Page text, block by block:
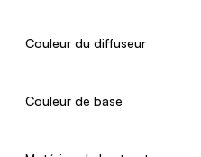
Couleur du diffuseur
Couleur de base